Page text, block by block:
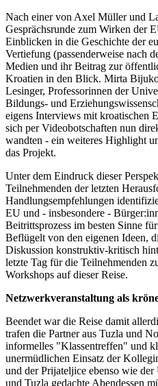
Nach einer von Axel Müller und
Gesprächsrunde zum Wirken der
Einblicken in die Geschichte der
Vertiefung (passenderweise nach
Medien und ihr Beitrag zur
Kroatien in den Blick. Mirta
Lesinger, Professorinnen der
Bildungs- und
eigens Interviews mit kroatischen
sich per Videobotschaften nun
wandten - ein weiteres Highlight
das Projekt.
Unter dem Eindruck dieser
Teilnehmenden der letzten
Handlungsempfehlungen
EU und - insbesondere -
Beitrittsprozess im besten Sinne
Beflügelt von den eigenen Ideen,
Diskussion konstruktiv-kritisch
letzte Tag für die Teilnehmenden
Workshops auf dieser Reise.
Netzwerkveranstaltung als
Beendet war die Reise damit
trafen die Partner aus Tuzla und
informelles "Klassentreffen" und
unermüdlichen Einsatz der
und der Prijateljice ebenso wie
und Tuzla gedachte Abendessen